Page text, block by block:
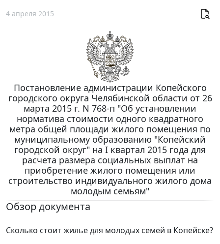
4 апреля 2015
Постановление администрации Копейского
городского округа Челябинской области от 26
марта 2015 г. N 768-п "Об установлении
норматива стоимости одного квадратного
метра общей площади жилого помещения по
муниципальному образованию "Копейский
городской округ" на I квартал 2015 года для
расчета размера социальных выплат на
приобретение жилого помещения или
строительство индивидуального жилого дома
молодым семьям"
Обзор документа
Сколько стоит жилье для молодых семей в Копейске?